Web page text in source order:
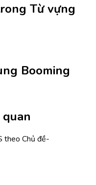
Từ vựng
Booming